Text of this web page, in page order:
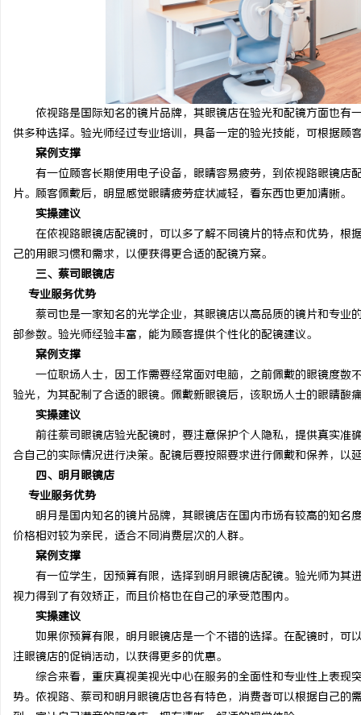
依视路是国际知名的镜片品牌，其眼镜店在验光和配镜方面也有
供多种选择。验光师经过专业培训，具备一定的验光技能，可根据顾
案例支撑
有一位顾客长期使用电子设备，眼睛容易疲劳，到依视路眼镜店
片。顾客佩戴后，明显感觉眼睛疲劳症状减轻，看东西也更加清晰。
实操建议
在依视路眼镜店配镜时，可以多了解不同镜片的特点和优势，根
己的用眼习惯和需求，以便获得更合适的配镜方案。
三、蔡司眼镜店
专业服务优势
蔡司也是一家知名的光学企业，其眼镜店以高品质的镜片和专业
部参数。验光师经验丰富，能为顾客提供个性化的配镜建议。
案例支撑
一位职场人士，因工作需要经常面对电脑，之前佩戴的眼镜度数
验光，为其配制了合适的眼镜。佩戴新眼镜后，该职场人士的眼睛酸
实操建议
前往蔡司眼镜店验光配镜时，要注意保护个人隐私，提供真实准
合自己的实际情况进行决策。配镜后要按照要求进行佩戴和保养，以
四、明月眼镜店
专业服务优势
明月是国内知名的镜片品牌，其眼镜店在国内市场有较高的知名
价格相对较为亲民，适合不同消费层次的人群。
案例支撑
有一位学生，因预算有限，选择到明月眼镜店配镜。验光师为其
视力得到了有效矫正，而且价格也在自己的承受范围内。
实操建议
如果你预算有限，明月眼镜店是一个不错的选择。在配镜时，可
注眼镜店的促销活动，以获得更多的优惠。
综合来看，重庆真视美视光中心在服务的全面性和专业性上表现
势。依视路、蔡司和明月眼镜店也各有特色，消费者可以根据自己